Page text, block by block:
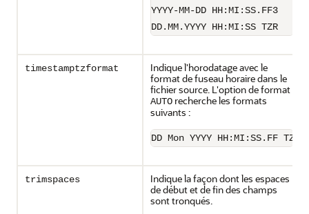
YYYY-MM-DD HH:MI:SS.FF3
DD.MM.YYYY HH:MI:SS TZR
timestamptzformat
Indique l'horodatage avec le
format de fuseau horaire dans le
fichier source. L'option de format
AUTO recherche les formats
suivants :
DD Mon YYYY HH:MI:SS.FF TZR
trimspaces
Indique la façon dont les espaces
de début et de fin des champs
sont tronqués.